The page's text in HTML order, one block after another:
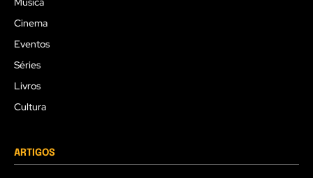
Cinema
Eventos
Séries
Livros
Cultura
ARTIGOS